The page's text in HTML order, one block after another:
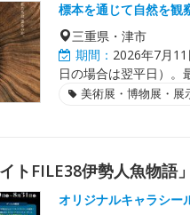
標本を通じて自然を観
三重県・津市
期間： 2026年7月
日の場合は翌平日）。
美術展・博物展・展
イトFILE38伊勢人魚物語
オリジナルキャラシー